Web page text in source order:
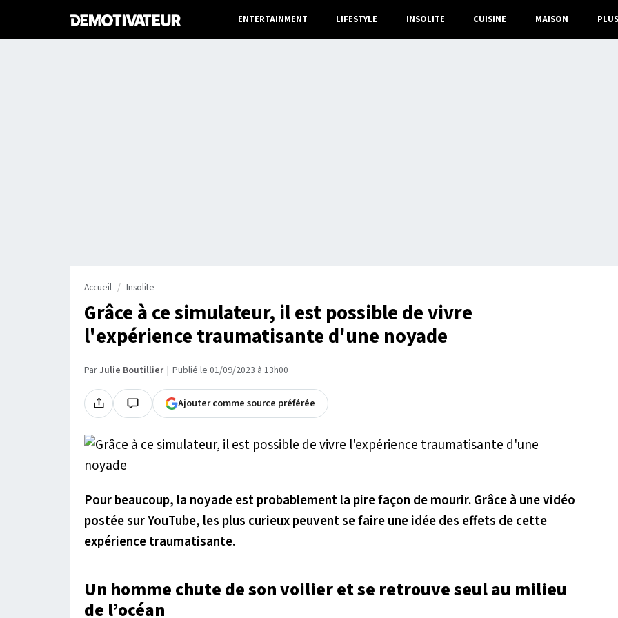
ENTERTAINMENT LIFESTYLE INSOLITE CUISINE MAISON PLUS
Accueil Insolite
Grâce à ce simulateur, il est possible de vivre
l'expérience traumatisante d'une noyade
ParJulie Boutillier Publié le 01/09/2023 à 13h00
Ajouter comme source préférée
Pour beaucoup, la noyade est probablement la pire façon de mourir. Grâce à une vidéo
postée sur YouTube, les plus curieux peuvent se faire une idée des effets de cette
expérience traumatisante.
Un homme chute de son voilier et se retrouve seul au milieu
de l’océan